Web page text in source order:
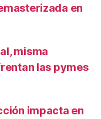
en
misma
las pymes
impacta en